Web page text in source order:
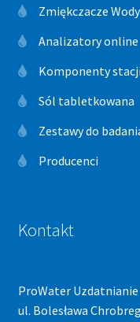
Zmiękczacze Wody
Analizatory
Komponenty
Sól tabletkowana
Zestawy do
Producenci
Kontakt
ProWater Uzdatnianie
ul. Bolesława